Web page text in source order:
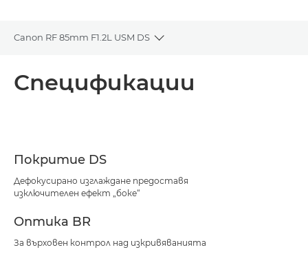
Canon RF 85mm F1.2L USM DS
Toggle breadcrumbs
Спецификации
Покритие DS
Дефокусирано изглаждане предоставя
изключителен ефект „боке“
Оптика BR
За върховен контрол над изкривяванията